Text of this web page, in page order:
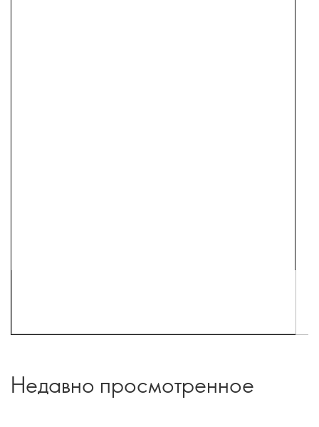
Недавно просмотренное